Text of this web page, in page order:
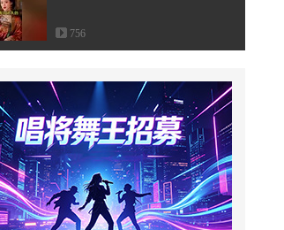
756
1,049
合并战车合成擂台争夺香蕉
1,367
娘亲献我镇魔渊，爹爹踏碎九天-第